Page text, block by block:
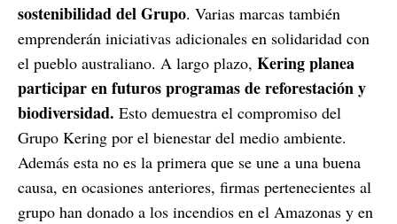
sostenibilidad del Grupo. Varias marcas también
emprenderán iniciativas adicionales en solidaridad con
el pueblo australiano. A largo plazo, Kering planea
participar en futuros programas de reforestación y
biodiversidad. Esto demuestra el compromiso del
Grupo Kering por el bienestar del medio ambiente.
Además esta no es la primera que se une a una buena
causa, en ocasiones anteriores, firmas pertenecientes al
grupo han donado a los incendios en el Amazonas y en